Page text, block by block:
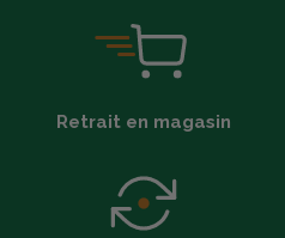
Retrait en magasin